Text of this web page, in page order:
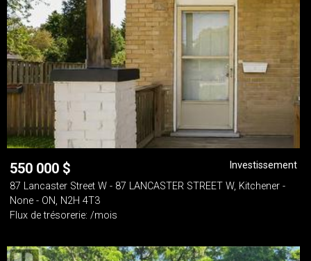
550 000 $
Investissement
87 Lancaster Street W - 87 LANCASTER STREET W, Kitchener -
None - ON, N2H 4T3
Flux de trésorerie: /mois